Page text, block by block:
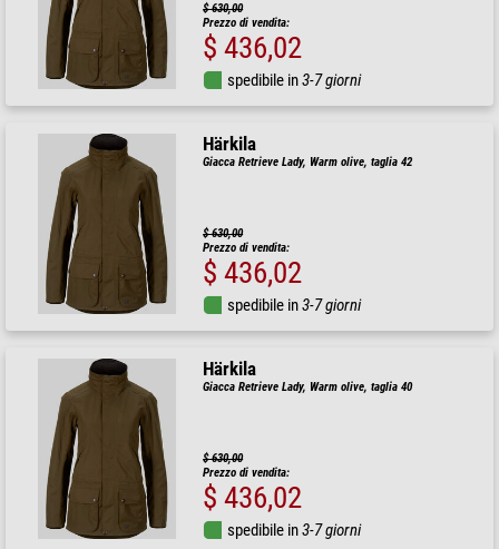
$ 630,00
Prezzo di vendita:
$ 436,02
spedibile in3-7 giorni
Härkila
Giacca Retrieve Lady, Warm olive, taglia 42
$ 630,00
Prezzo di vendita:
$ 436,02
spedibile in3-7 giorni
Härkila
Giacca Retrieve Lady, Warm olive, taglia 40
$ 630,00
Prezzo di vendita:
$ 436,02
spedibile in3-7 giorni